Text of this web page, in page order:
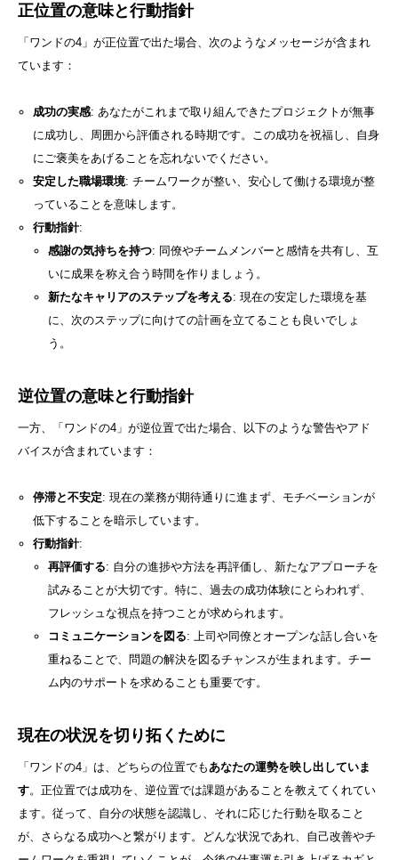
正位置の意味と行動指針
「ワンドの4」が正位置で出た場合、次のようなメッセージが含まれ
ています：
成功の実感: あなたがこれまで取り組んできたプロジェクトが無事
に成功し、周囲から評価される時期です。この成功を祝福し、自身
にご褒美をあげることを忘れないでください。
安定した職場環境: チームワークが整い、安心して働ける環境が整
っていることを意味します。
行動指針:
感謝の気持ちを持つ: 同僚やチームメンバーと感情を共有し、互
いに成果を称え合う時間を作りましょう。
新たなキャリアのステップを考える: 現在の安定した環境を基
に、次のステップに向けての計画を立てることも良いでしょ
う。
逆位置の意味と行動指針
一方、「ワンドの4」が逆位置で出た場合、以下のような警告やアド
バイスが含まれています：
停滞と不安定: 現在の業務が期待通りに進まず、モチベーションが
低下することを暗示しています。
行動指針:
再評価する: 自分の進捗や方法を再評価し、新たなアプローチを
試みることが大切です。特に、過去の成功体験にとらわれず、
フレッシュな視点を持つことが求められます。
コミュニケーションを図る: 上司や同僚とオープンな話し合いを
重ねることで、問題の解決を図るチャンスが生まれます。チー
ム内のサポートを求めることも重要です。
現在の状況を切り拓くために
「ワンドの4」は、どちらの位置でも あなたの運勢を映し出していま
す。正位置では成功を、逆位置では課題があることを教えてくれてい
ます。従って、自分の状態を認識し、それに応じた行動を取ること
が、さらなる成功へと繋がります。どんな状況であれ、自己改善やチ